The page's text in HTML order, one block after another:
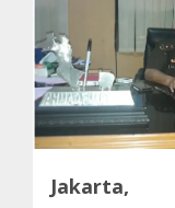
Jakarta,